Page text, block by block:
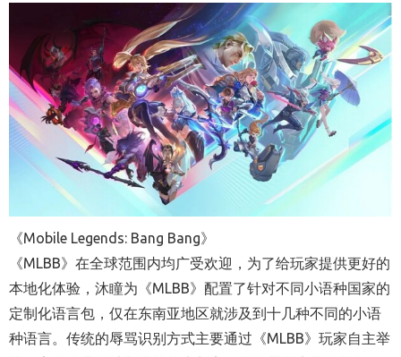
《Mobile Legends: Bang Bang》
《MLBB》在全球范围内均广受欢迎，为了给玩家提供更好的
本地化体验，沐瞳为《MLBB》配置了针对不同小语种国家的
定制化语言包，仅在东南亚地区就涉及到十几种不同的小语
种语言。传统的辱骂识别方式主要通过《MLBB》玩家自主举